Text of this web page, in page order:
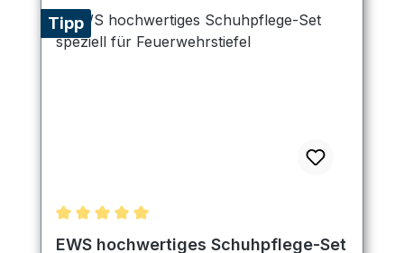
Tipp
Durchschnittliche Bewertung von 5 von 5 Sternen
EWS hochwertiges Schuhpflege-Set